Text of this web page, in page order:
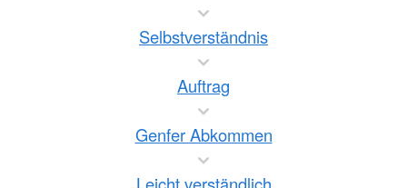
Selbstverständnis
Auftrag
Genfer Abkommen